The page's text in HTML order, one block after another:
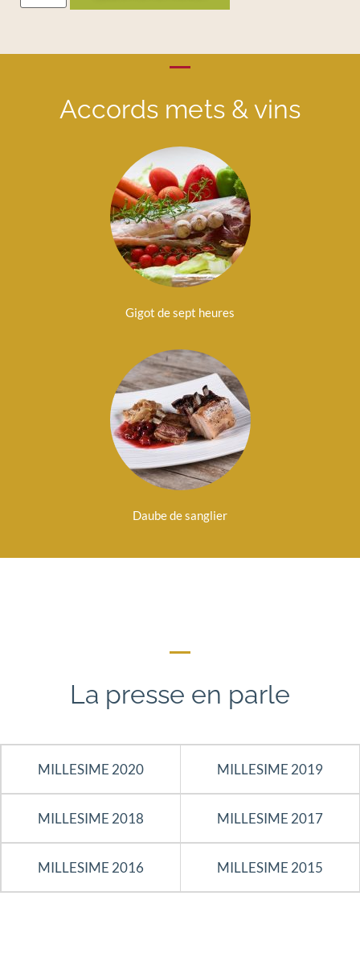
Accords mets & vins
Gigot de sept heures
Daube de sanglier
La presse en parle
MILLESIME 2020 MILLESIME 2019
MILLESIME 2018 MILLESIME 2017
MILLESIME 2016 MILLESIME 2015